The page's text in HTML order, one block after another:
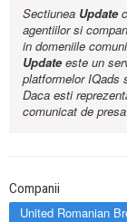
Sectiunea Update
agentiilor si
in domeniile
Updateeste un
platformelor IQads
Daca esti
comunicat de
Companii
United Romanian